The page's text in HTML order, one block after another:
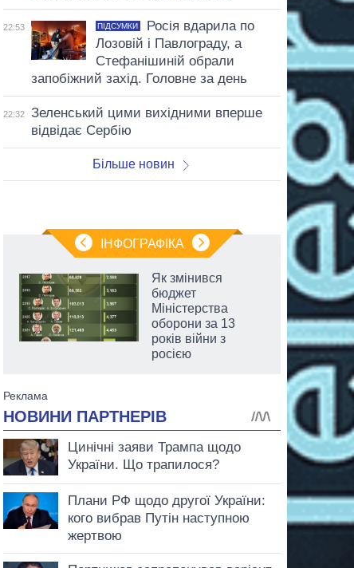
22:53 ПІДСУМКИ
Росія вдарила по
Лозовій і Павлограду, а
Стефанішиній обрали
запобіжний захід. Головне за день
22:32
Зеленський цими вихідними вперше
відвідає Сербію
Більше новин
ІНФОГРАФІКА
Як змінився
бюджет
Міністерства
оборони за 13
років війни з
росією